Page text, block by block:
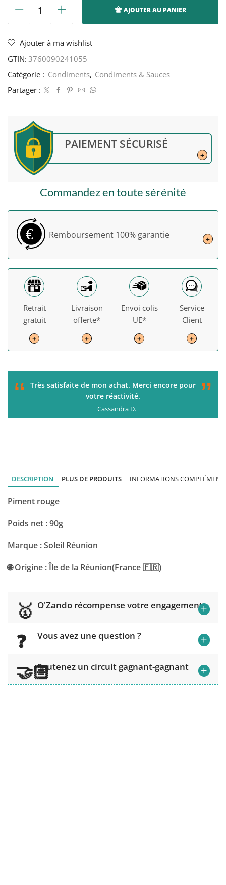
quantité
de
Rouge
Nature
Réunion
AJOUTER AU PANIER
Ajouter à ma wishlist
GTIN: 3760090241055
Catégorie : Condiments, Condiments & Sauces
Partager :
PAIEMENT SÉCURISÉ
+
Commandez en toute sérénité
€ Remboursement 100% garantie +
Retrait
gratuit
+
Livraison
offerte*
+
Envoi colis
UE*
+
Service
Client
+
“
C'était parfait de la commande à la livraison. Je
recommande !
Gérard H. ”
DESCRIPTION PLUS DE PRODUITS INFORMATIONS
Piment rouge
Poids net : 90g
Marque : Soleil Réunion
🌐 Origine : Île de la Réunion(France 🇫🇷)
O'Zando récompense votre engagement+
Vous avez une question ? +
Soutenez un circuit gagnant-gagnant +